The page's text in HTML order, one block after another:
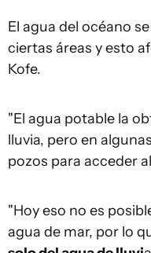
El agua del océano
ciertas áreas y esto
Kofe.
"El agua potable la
lluvia, pero en
pozos para acceder
"Hoy eso no es
agua de mar, por lo